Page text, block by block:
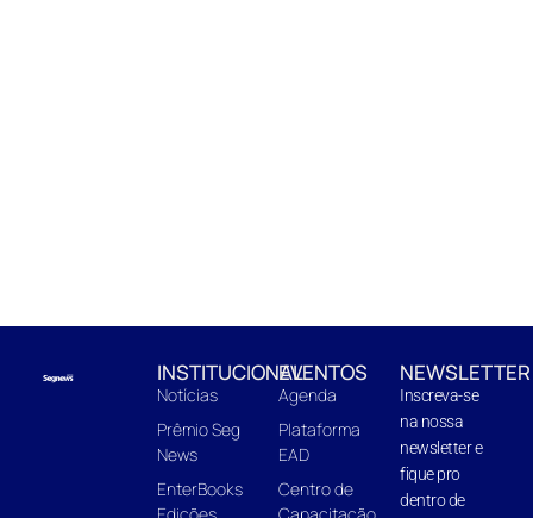
INSTITUCIONAL
Notícias
Prêmio Seg
News
EnterBooks
EVENTOS
Agenda
Plataforma
EAD
Centro de
NEWSLETTER
Inscreva-se
na nossa
newsletter e
fique pro
dentro de